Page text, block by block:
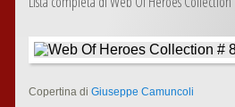
Copertina di Giuseppe Camuncoli